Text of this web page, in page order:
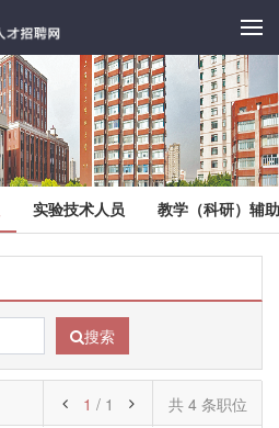
实验技术人员 教学（科研）辅
搜索
共 4 条职位
1 / 1